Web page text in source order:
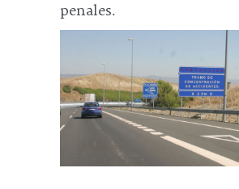
penales.